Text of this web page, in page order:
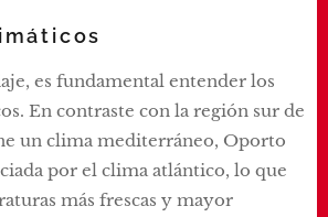
es fundamental entender los
En contraste con la región sur de
un clima mediterráneo, Oporto
por el clima atlántico, lo que
más frescas y mayor